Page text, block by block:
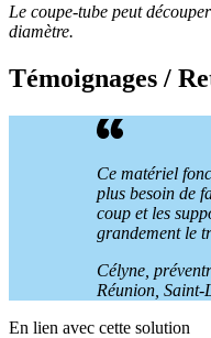
Le coupe-tube peut
diamètre.
Témoignages /
Ce matériel
plus besoin de
coup et les
grandement le
Célyne,
Réunion, Saint-
En lien avec cette solution